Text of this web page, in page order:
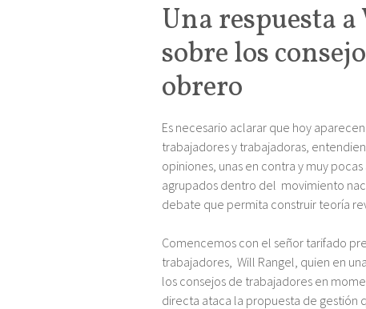
Una respuesta
sobre los
obrero
Es necesario aclarar que hoy
trabajadores y trabajadoras,
opiniones, unas en contra y muy
agrupados dentro del movimiento
debate que permita construir teoría
Comencemos con el señor tarifado
trabajadores, Will Rangel, quien en
los consejos de trabajadores en
directa ataca la propuesta de gestión